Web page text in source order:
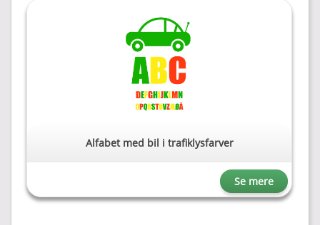
Alfabet med bil i trafiklysfarver
Se mere